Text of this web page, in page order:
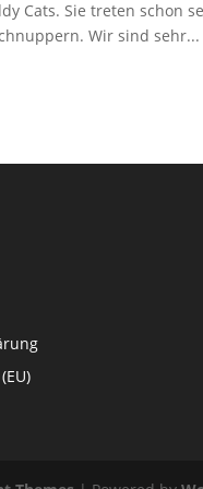
Cats. Sie treten schon
Wir sind sehr...